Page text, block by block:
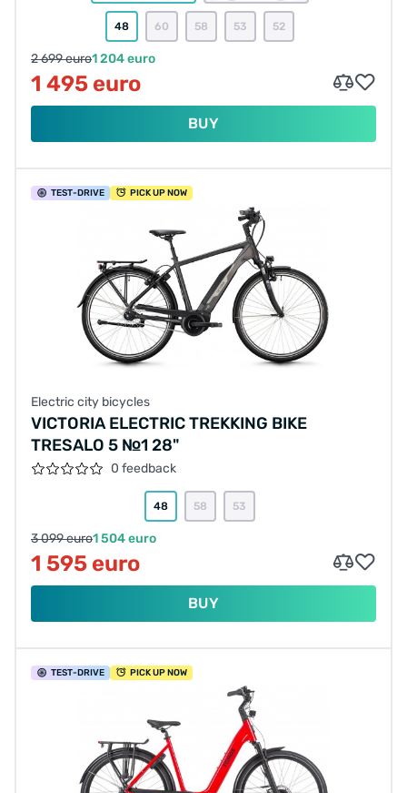
48 60 58 53 52
2 699 euro1 204 euro
1 495 euro
BUY
TEST-DRIVE PICK UP NOW
Electric city bicycles
VICTORIA ELECTRIC TREKKING BIKE
TRESALO 5 №1 28"
0 feedback
48 58 53
3 099 euro1 504 euro
1 595 euro
BUY
TEST-DRIVE PICK UP NOW